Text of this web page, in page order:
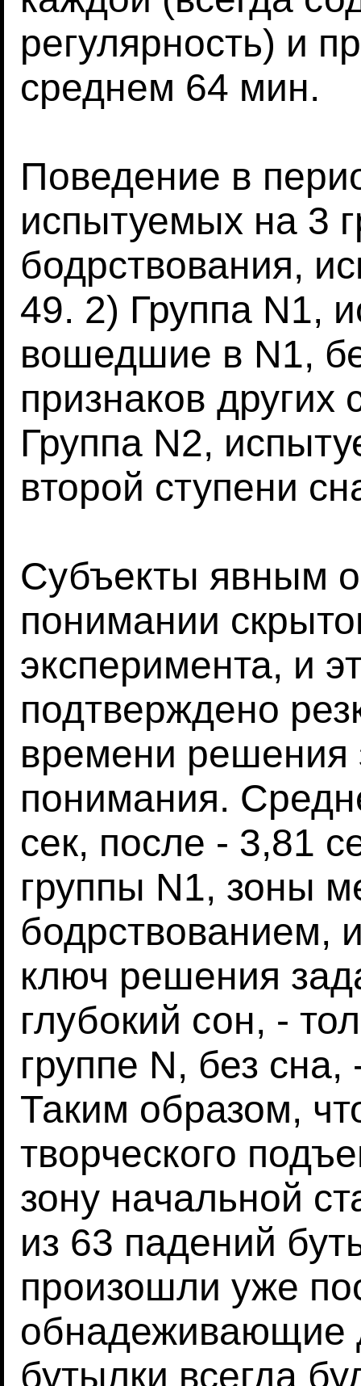
регулярность) и
среднем 64 мин.
Поведение в
испытуемых на 3
бодрствования,
49. 2) Группа N1,
вошедшие в N1,
признаков других
Группа N2,
второй ступени
Субъекты явным
понимании
эксперимента, и
подтверждено
времени решения
понимания.
сек, после - 3,81
группы N1, зоны
бодрствованием,
ключ решения
глубокий сон, -
группе N, без
Таким образом,
творческого
зону начальной
из 63 падений
произошли уже
обнадеживающие
бутылки всегда